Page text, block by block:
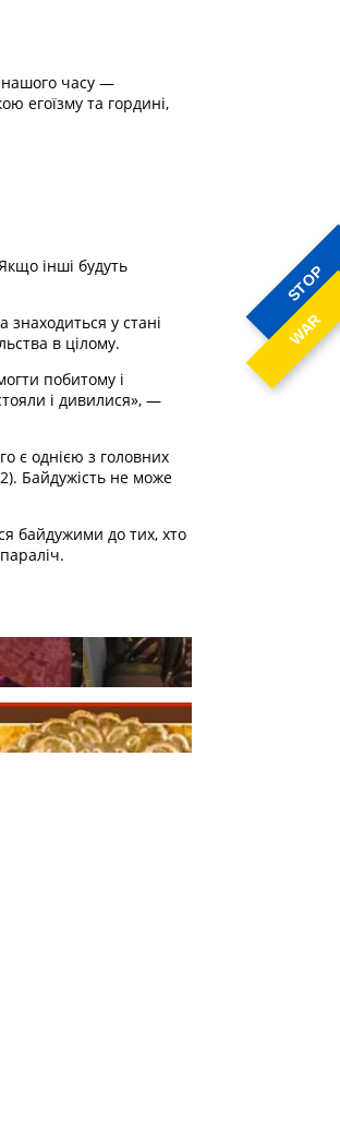
STOP
WAR
нашого часу —
егоїзму та гордині,
інші будуть
у стані
в цілому.
побитому і
і дивилися», —
є однією з головних
Байдужість не може
байдужими до тих, хто